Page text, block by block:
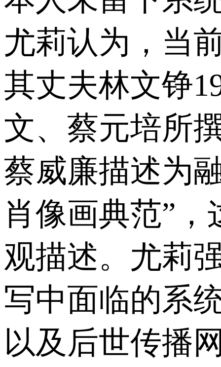
尤莉认为，当
其丈夫林文铮
文、蔡元培所
蔡威廉描述为
肖像画典范”
观描述。尤莉
写中面临的系
以及后世传播